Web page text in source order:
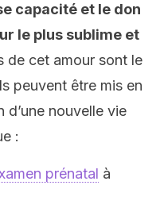
capacité et le don
le plus sublime et
de cet amour sont le
peuvent être mis en
nouvelle vie
:
prénatal à